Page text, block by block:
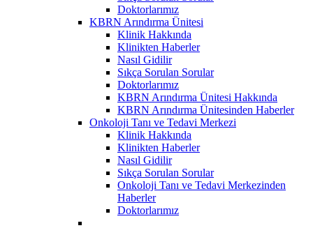
Doktorlarımız
KBRN Arındırma Ünitesi
Klinik Hakkında
Klinikten Haberler
Nasıl Gidilir
Sıkça Sorulan Sorular
Doktorlarımız
KBRN Arındırma Ünitesi Hakkında
KBRN Arındırma Ünitesinden Haberler
Onkoloji Tanı ve Tedavi Merkezi
Klinik Hakkında
Klinikten Haberler
Nasıl Gidilir
Sıkça Sorulan Sorular
Onkoloji Tanı ve Tedavi Merkezinden
Haberler
Doktorlarımız